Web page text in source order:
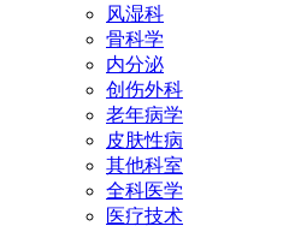
风湿科
骨科学
内分泌
创伤外科
老年病学
皮肤性病
其他科室
全科医学
医疗技术